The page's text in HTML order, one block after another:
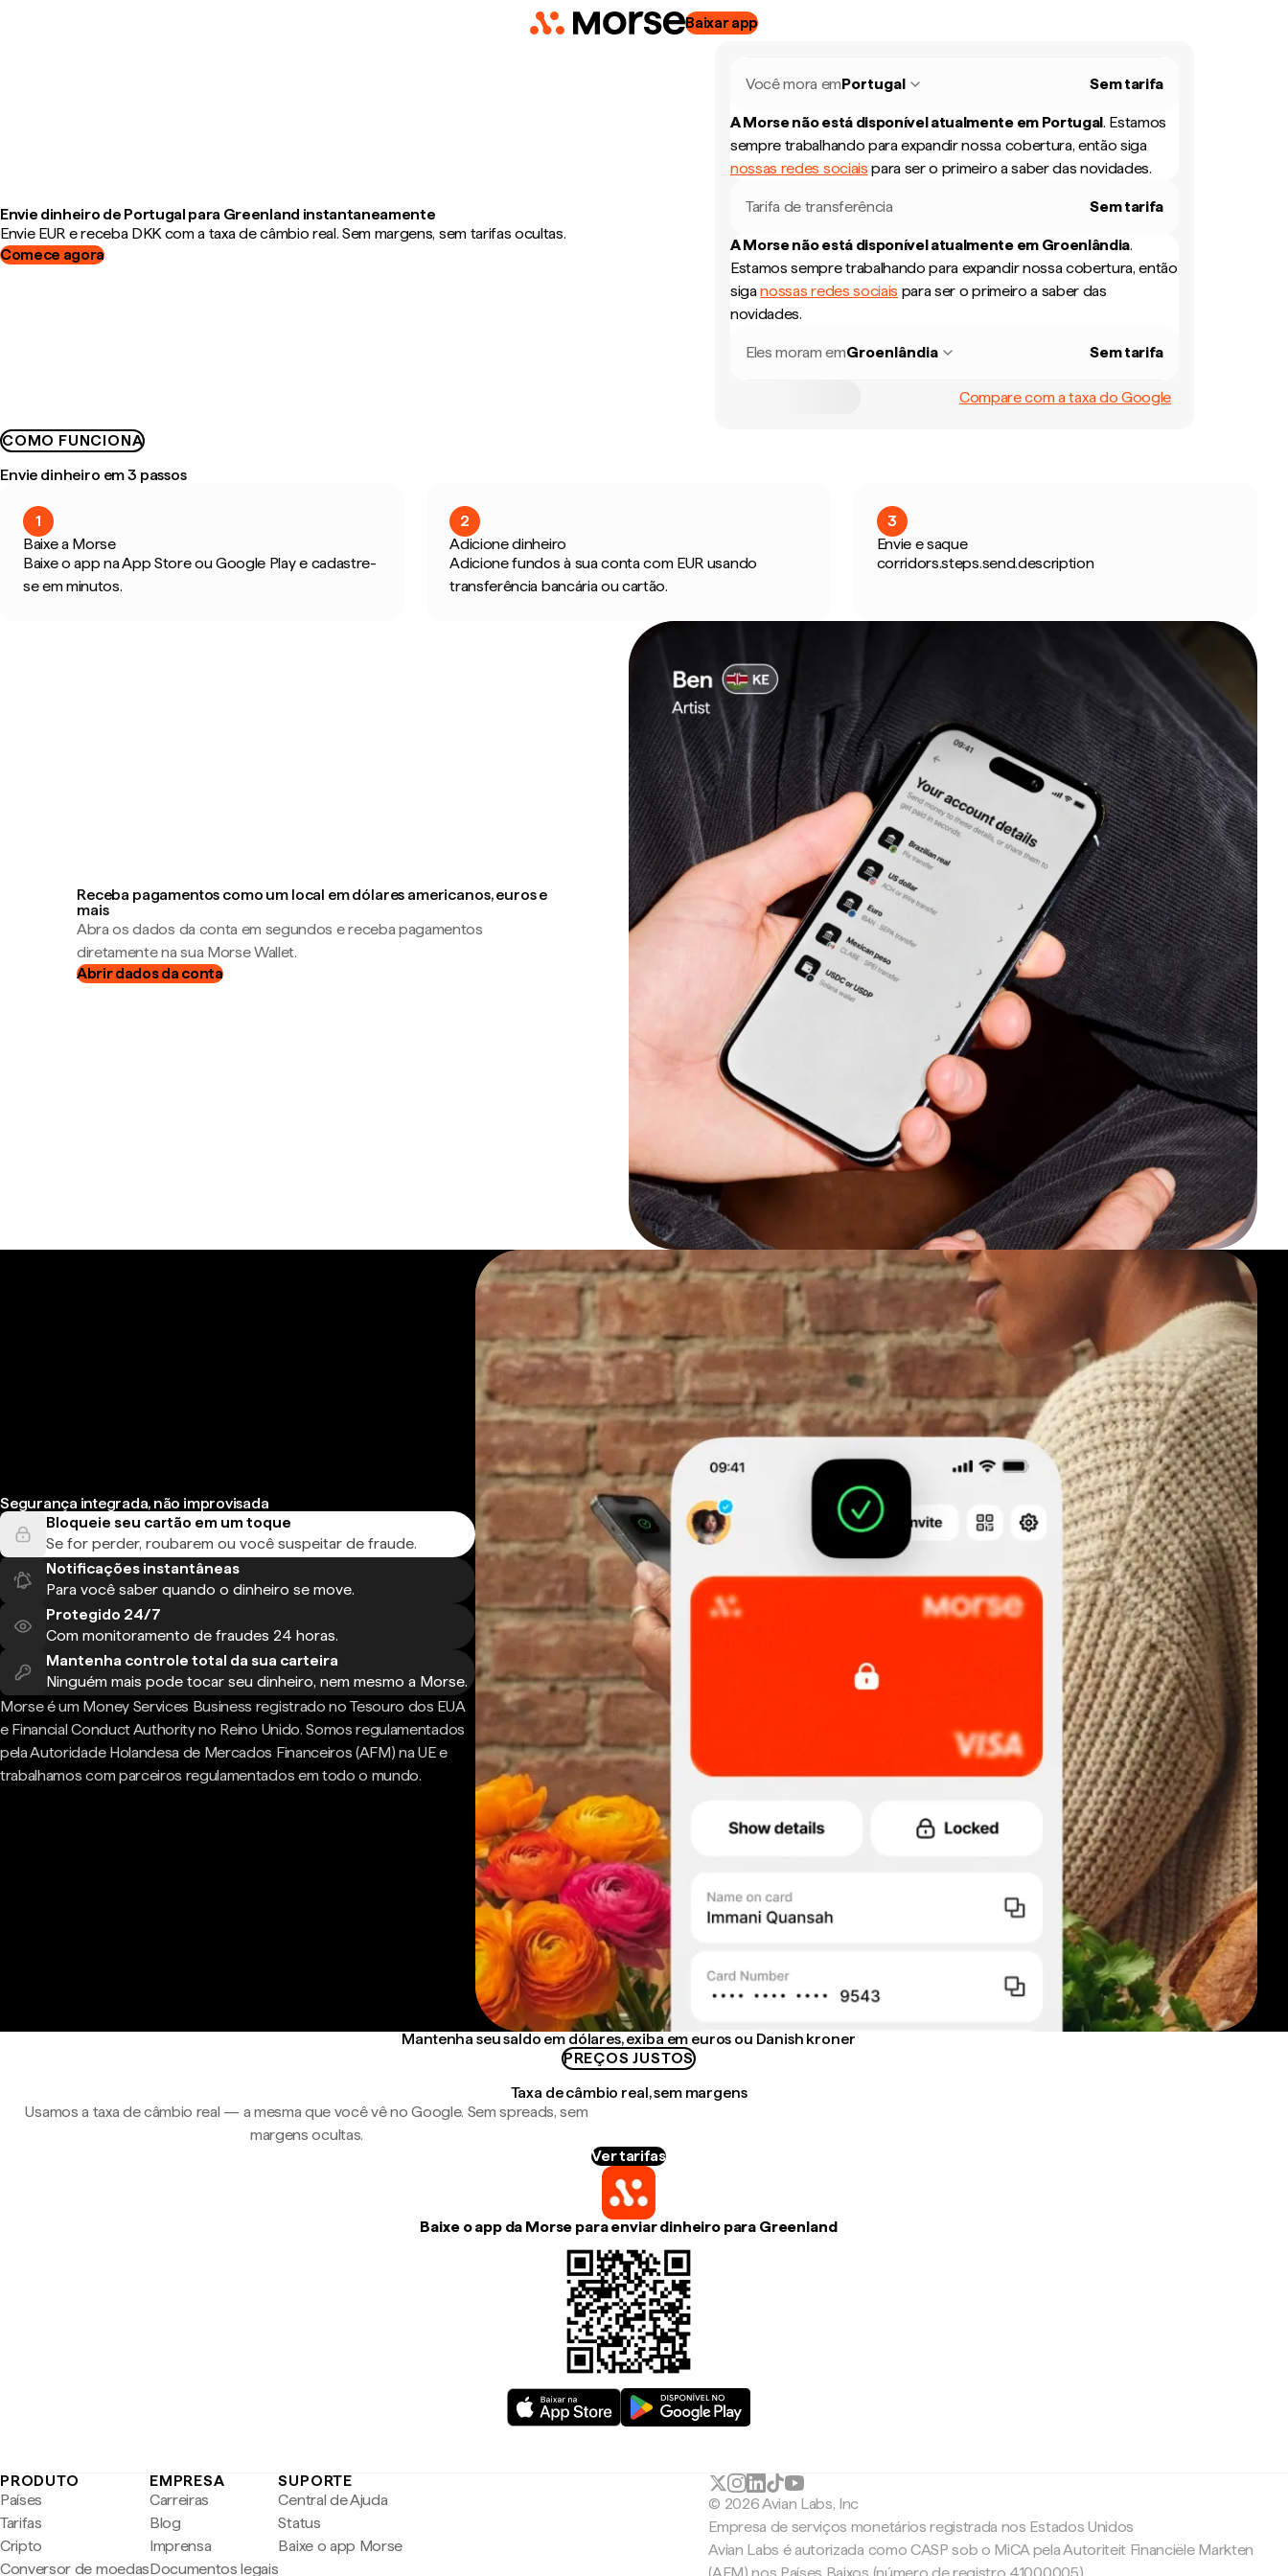
Baixar app
Envie dinheiro de Portugal para Greenland instantaneamente
Envie EUR e receba DKK com a taxa de câmbio real. Sem margens, sem tarifas ocultas.
Comece agora
Você mora emPortugal Sem tarifa
A Morse não está disponível atualmente em Portugal. Estamos
sempre trabalhando para expandir nossa cobertura, então siga
nossas redes sociais para ser o primeiro a saber das novidades.
Tarifa de transferência Sem tarifa
A Morse não está disponível atualmente em Groenlândia.
Estamos sempre trabalhando para expandir nossa cobertura, então
siganossas redes sociais para ser o primeiro a saber das
novidades.
Eles moram emGroenlândia Sem tarifa
Compare com a taxa do Google
COMO FUNCIONA
Envie dinheiro em 3 passos
1
Baixe a Morse
Baixe o app na App Store ou Google Play e cadastre-
se em minutos.
2
Adicione dinheiro
Adicione fundos à sua conta com EUR usando
transferência bancária ou cartão.
3
Envie e saque
corridors.steps.send.description
Receba pagamentos como um local em dólares americanos, euros e
mais
Abra os dados da conta em segundos e receba pagamentos
diretamente na sua Morse Wallet.
Abrir dados da conta
Segurança integrada, não improvisada
Bloqueie seu cartão em um toque
Se for perder, roubarem ou você suspeitar de fraude.
Notificações instantâneas
Para você saber quando o dinheiro se move.
Protegido 24/7
Com monitoramento de fraudes 24 horas.
Mantenha controle total da sua carteira
Ninguém mais pode tocar seu dinheiro, nem mesmo a Morse.
Morse é um Money Services Business registrado no Tesouro dos EUA
e Financial Conduct Authority no Reino Unido. Somos regulamentados
pela Autoridade Holandesa de Mercados Financeiros (AFM) na UE e
trabalhamos com parceiros regulamentados em todo o mundo.
Mantenha seu saldo em dólares, exiba em euros ou Danish kroner
PREÇOS JUSTOS
Taxa de câmbio real, sem margens
Usamos a taxa de câmbio real — a mesma que você vê no Google. Sem spreads, sem
margens ocultas.
Ver tarifas
Baixe o app da Morse para enviar dinheiro para Greenland
PRODUTO
Países
Tarifas
Cripto
Conversor de moedas
EMPRESA
Carreiras
Blog
Imprensa
Documentos legais
SUPORTE
Central de Ajuda
Status
Baixe o app Morse
© 2026 Avian Labs, Inc
Empresa de serviços monetários registrada nos Estados Unidos
Avian Labs é autorizada como CASP sob o MiCA pela Autoriteit Financiële Markten